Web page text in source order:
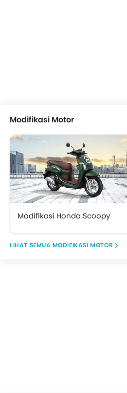
Modifikasi Motor
Modifikasi Honda Scoopy
MODIFIKASI MOTOR